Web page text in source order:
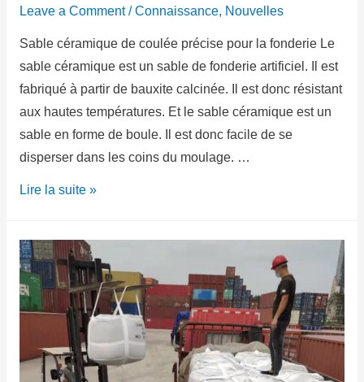
Leave a Comment /Connaissance, Nouvelles
Sable céramique de coulée précise pour la fonderie Le
sable céramique est un sable de fonderie artificiel. Il est
fabriqué à partir de bauxite calcinée. Il est donc résistant
aux hautes températures. Et le sable céramique est un
sable en forme de boule. Il est donc facile de se
disperser dans les coins du moulage. …
Lire la suite »